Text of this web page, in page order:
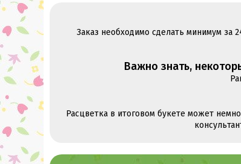
Заказ необходимо сделать минимум за
Важно знать,
Расцветка в итоговом букете может